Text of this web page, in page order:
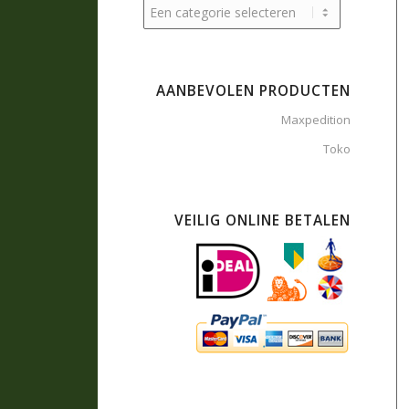
AANBEVOLEN PRODUCTEN
Maxpedition
Toko
VEILIG ONLINE BETALEN